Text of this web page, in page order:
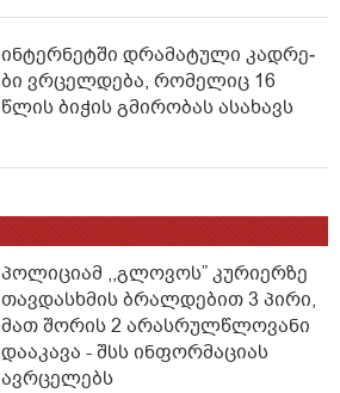
ინ­ტერ­ნეტ­ში დრა­მა­ტუ­ლი კად­რე­
ბი ვრცელდება, რომელიც 16
წლის ბიჭის გმირობას ასახავს
პოლიციამ ,,გლოვოს” კურიერზე
თავდასხმის ბრალდებით 3 პირი,
მათ შორის 2 არასრულწლოვანი
დააკავა - შსს ინფორმაციას
ავრცელებს